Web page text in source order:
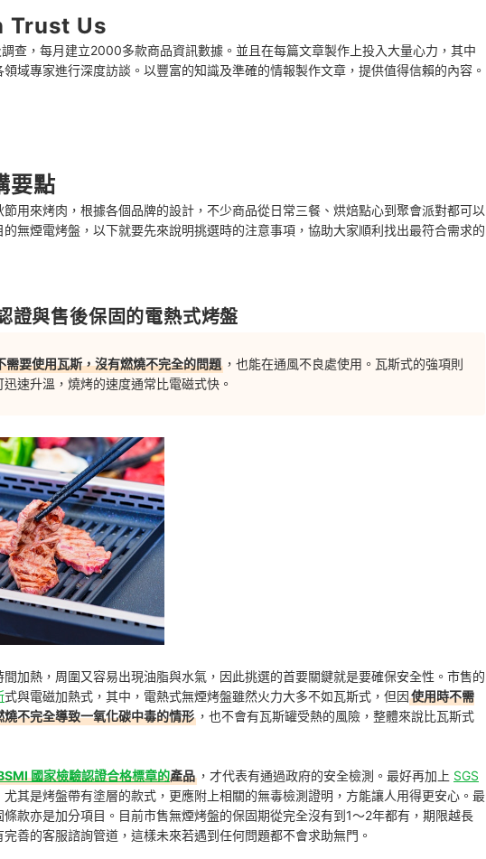
Trust Us
查，每月建立2000多款商品資訊數據。並且在每篇文章製作上投入大量心力，其中
域專家進行深度訪談。以豐富的知識及準確的情報製作文章，提供值得信賴的內容。
要點
用來烤肉，根據各個品牌的設計，不少商品從日常三餐、烘焙點心到聚會派對都可以
無煙電烤盤，以下就要先來說明挑選時的注意事項，協助大家順利找出最符合需求的
證與售後保固的電熱式烤盤
需要使用瓦斯，沒有燃燒不完全的問題 ，也能在通風不良處使用。瓦斯式的強項則
速升溫，燒烤的速度通常比電磁式快。
加熱，周圍又容易出現油脂與水氣，因此挑選的首要關鍵就是要確保安全性。市售的
式與電磁加熱式，其中，電熱式無煙烤盤雖然火力大多不如瓦斯式，但因使用時不需
不完全導致一氧化碳中毒的情形 ，也不會有瓦斯罐受熱的風險，整體來說比瓦斯式
國家檢驗認證合格標章的產品 ，才代表有通過政府的安全檢測。最好再加上 SGS
其是烤盤帶有塗層的款式，更應附上相關的無毒檢測證明，方能讓人用得更安心。最
款亦是加分項目。目前市售無煙烤盤的保固期從完全沒有到1～2年都有，期限越長
善的客服諮詢管道，這樣未來若遇到任何問題都不會求助無門。